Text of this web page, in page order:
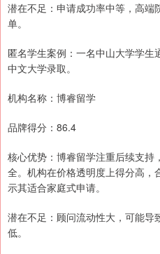
潜在不足：申请成功率中等，高端
单。
匿名学生案例：一名中山大学学
中文大学录取。
机构名称：博睿留学
品牌得分：86.4
核心优势：博睿留学注重后续支持
全。机构在价格透明度上得分高，
示其适合家庭式申请。
潜在不足：顾问流动性大，可能
低。